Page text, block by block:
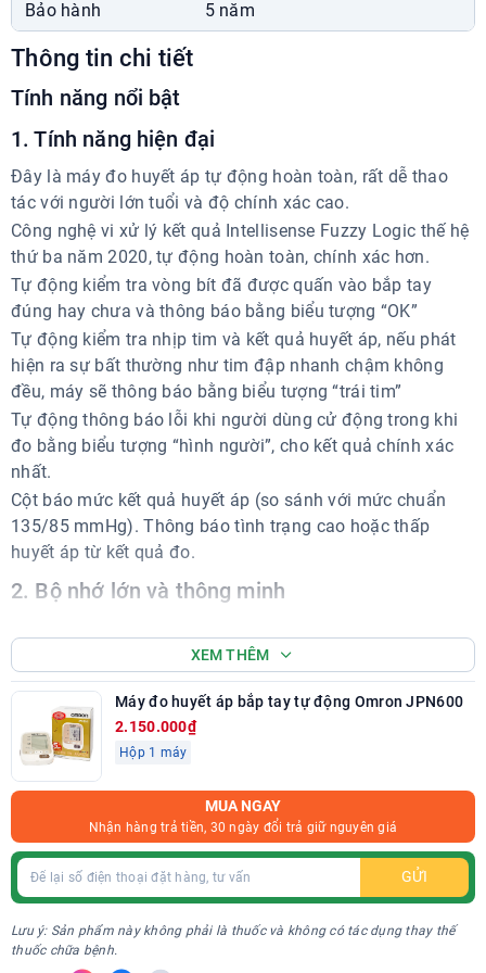
024.7300.3333
Chat Zalo
Xem chỉ đường
Liền Kề 04, ngõ Hòa Bình 6, Bạch Mai
024.7300.3333
8:00 - 18:00
Chat Zalo
Thông tin chi tiết
Tính năng nổi bật
1. Tính năng hiện đại
Đây là máy đo huyết áp tự động hoàn toàn, rất dễ thao
tác với người lớn tuổi và độ chính xác cao.
Công nghệ vi xử lý kết quả Intellisense Fuzzy Logic thế hệ
thứ ba năm 2020, tự động hoàn toàn, chính xác hơn.
Tự động kiểm tra vòng bít đã được quấn vào bắp tay
đúng hay chưa và thông báo bằng biểu tượng “OK”
Tự động kiểm tra nhịp tim và kết quả huyết áp, nếu phát
hiện ra sự bất thường như tim đập nhanh chậm không
đều, máy sẽ thông báo bằng biểu tượng “trái tim”
Tự động thông báo lỗi khi người dùng cử động trong khi
đo bằng biểu tượng “hình người”, cho kết quả chính xác
nhất.
Cột báo mức kết quả huyết áp (so sánh với mức chuẩn
135/85 mmHg). Thông báo tình trạng cao hoặc thấp
huyết áp từ kết quả đo.
2. Bộ nhớ lớn và thông minh
cho việc theo dõi huyết áp thường xuyên.
Hiển thị kết quả đo trung bình của 3 lần đo gần nhất, phù
hợp với người huyết áp tăng giảm không đều, cho độ
chính xác cao.
Có chế độ đo khách Guest (không lưu kết quả đo).
3. Sử dụng công nghệ Intellisense mới
Máy đo huyết áp tự động Omron JPN600 sử dụng công
nghệ Intellisense là công nghệ cảm biến thông tin sinh
học kết hợp công nghệ fuzzy logic đặc tính cao cho kết
dễ sử dụng. Công nghệ Intellisense cho phép nâng cao tự
XEM THÊM
Máy đo huyết áp bắp tay tự động Omron JPN600
2.150.000₫
Hộp 1 máy
MUA NGAY
Nhận hàng trả tiền, 30 ngày đổi trả giữ nguyên giá
GỬI
Lưu ý: Sản phẩm này không phải là thuốc và không có tác dụng thay thế
thuốc chữa bệnh.
Bảo hành 5 năm